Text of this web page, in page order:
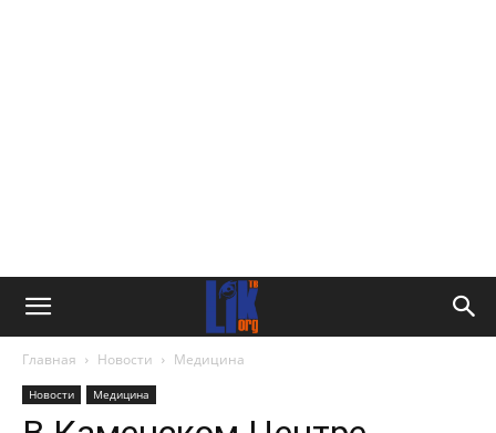
Главная Новости Медицина
Новости Медицина